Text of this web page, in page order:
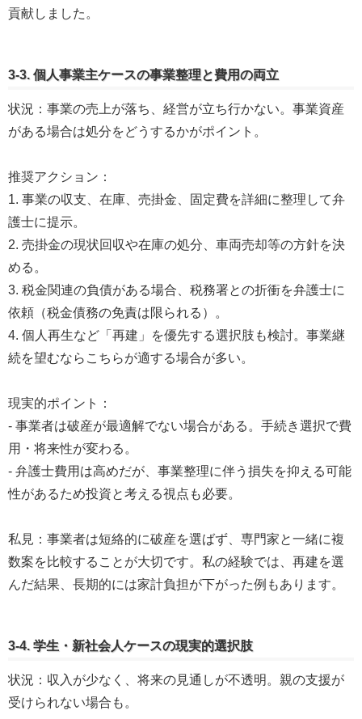
貢献しました。
3-3. 個人事業主ケースの事業整理と費用の両立
状況：事業の売上が落ち、経営が立ち行かない。事業資産
がある場合は処分をどうするかがポイント。
推奨アクション：
1. 事業の収支、在庫、売掛金、固定費を詳細に整理して弁
護士に提示。
2. 売掛金の現状回収や在庫の処分、車両売却等の方針を決
める。
3. 税金関連の負債がある場合、税務署との折衝を弁護士に
依頼（税金債務の免責は限られる）。
4. 個人再生など「再建」を優先する選択肢も検討。事業継
続を望むならこちらが適する場合が多い。
現実的ポイント：
- 事業者は破産が最適解でない場合がある。手続き選択で費
用・将来性が変わる。
- 弁護士費用は高めだが、事業整理に伴う損失を抑える可能
性があるため投資と考える視点も必要。
私見：事業者は短絡的に破産を選ばず、専門家と一緒に複
数案を比較することが大切です。私の経験では、再建を選
んだ結果、長期的には家計負担が下がった例もあります。
3-4. 学生・新社会人ケースの現実的選択肢
状況：収入が少なく、将来の見通しが不透明。親の支援が
受けられない場合も。